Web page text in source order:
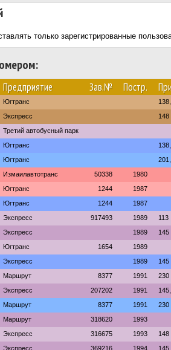
только зарегистрированные
Предприятие Зав.№ Постр.
Югтранс
Экспресс 148
Третий автобусный парк
Югтранс
Югтранс
Измаилавтотранс 50338 1980
Югтранс 1244 1987
Югтранс 1244 1987
Экспресс 917493 1989 113
Экспресс 1989 145
Югтранс 1654 1989
Экспресс 1989 145
Маршрут 8377 1991 230
Экспресс 207202 1991
Маршрут 8377 1991 230
Маршрут 318620 1993
Экспресс 316675 1993 148
Экспресс 369216 1994 145